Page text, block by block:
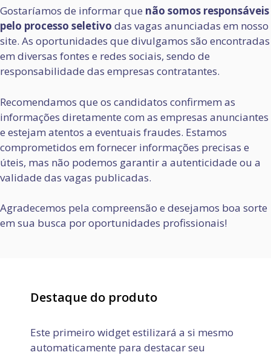
Gostaríamos de informar que não somos responsáveis
pelo processo seletivo das vagas anunciadas em nosso
site. As oportunidades que divulgamos são encontradas
em diversas fontes e redes sociais, sendo de
responsabilidade das empresas contratantes.
Recomendamos que os candidatos confirmem as
informações diretamente com as empresas anunciantes
e estejam atentos a eventuais fraudes. Estamos
comprometidos em fornecer informações precisas e
úteis, mas não podemos garantir a autenticidade ou a
validade das vagas publicadas.
Agradecemos pela compreensão e desejamos boa sorte
em sua busca por oportunidades profissionais!
Destaque do produto
Este primeiro widget estilizará a si mesmo
automaticamente para destacar seu